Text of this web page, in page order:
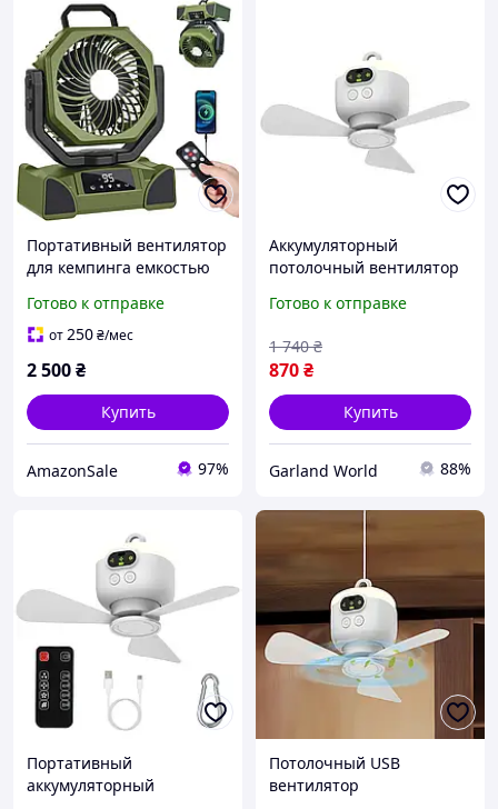
Портативный вентилятор
для кемпинга емкостью
Готово к отправке
от250₴/мес
2 500₴
Купить
AmazonSale 97%
Аккумуляторный
потолочный вентилятор
пультом 8000mAh USB,
для дома, дачи, кемпинга
Готово к отправке
870₴
1 740 ₴
Купить
Garland World 88%
Портативный
аккумуляторный
Потолочный USB
вентилятор